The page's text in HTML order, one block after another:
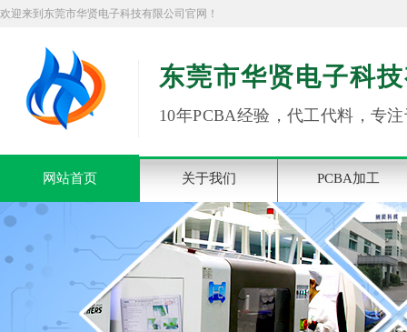
欢迎来到东莞市华贤电子科技有限公司官网！
东莞市华贤电子科
10年PCBA经验，代工代料，专
网站首页 关于我们 PCBA加工